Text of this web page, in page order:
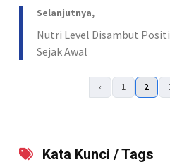
Selanjutnya,
Nutri Level Disambut
Sejak Awal
‹ 1 2
Kata Kunci / Tags